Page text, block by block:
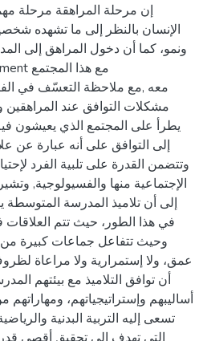
إن مرحلة المراهقة مرحلة
الإنسان بالنظر إلى ما تشهده
ونمو، كما أن دخول المراهق إلى
مشكلات التوافق عند المراهقين
يطرأ على المجتمع الذي يعيشون
وتتضمن القدرة على تلبية الفرد
الإجتماعية منها والفسيولوجية,
إلى أن تلاميذ المدرسة
في هذا الطور، حيث تتم
وحيث تتفاعل جماعات كبيرة من
عمق، ولا إستمرارية ولا مراعاة
أن توافق التلاميذ مع بيئتهم
أساليبهم وإستراتيجياتهم، ومهاراتهم
تسعى إليه التربية البدنية